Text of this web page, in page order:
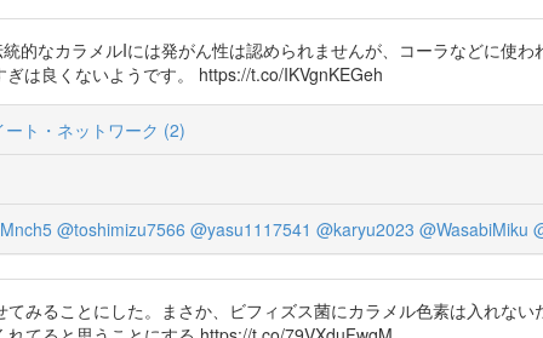
的なカラメルIには発がん性は認められませんが、コーラなどに使わ
は良くないようです。 https://t.co/IKVgnKEGeh
ート・ネットワーク (2)
@toshimizu7566 @yasu1117541 @karyu2023 @WasabiMiku
みることにした。まさか、ビフィズス菌にカラメル色素は入れな